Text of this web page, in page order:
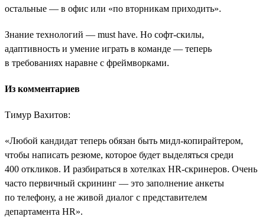
остальные — в офис или «по вторникам приходить».
Знание технологий — must have. Но софт-скилы,
адаптивность и умение играть в команде — теперь
в требованиях наравне с фреймворками.
Из комментариев
Тимур Вахитов:
«Любой кандидат теперь обязан быть мидл-копирайтером,
чтобы написать резюме, которое будет выделяться среди
400 откликов. И разбираться в хотелках HR-скринеров. Очень
часто первичный скрининг ― это заполнение анкеты
по телефону, а не живой диалог с представителем
департамента HR».